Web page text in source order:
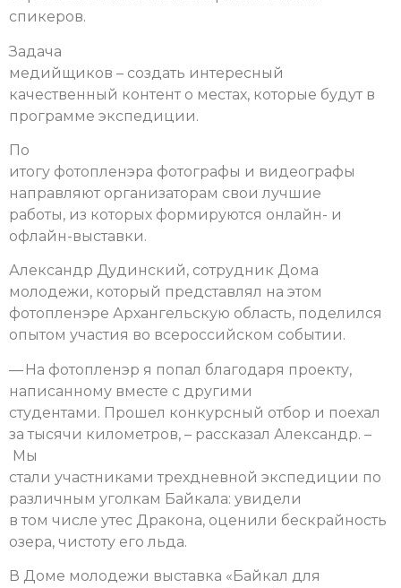
спикеров.
Задача
медийщиков – создать интересный
качественный контент о местах, которые будут в
программе экспедиции.
По
итогу фотопленэра фотографы и видеографы
направляют организаторам свои лучшие
работы, из которых формируются онлайн- и
офлайн-выставки.
Александр Дудинский, сотрудник Дома
молодежи, который представлял на этом
фотопленэре Архангельскую область, поделился
опытом участия во всероссийском событии.
— На фотопленэр я попал благодаря проекту,
написанному вместе с другими
студентами. Прошел конкурсный отбор и поехал
за тысячи километров, – рассказал Александр. –
Мы
стали участниками трехдневной экспедиции по
различным уголкам Байкала: увидели
в том числе утес Дракона, оценили бескрайность
озера, чистоту его льда.
В Доме молодежи выставка «Байкал для